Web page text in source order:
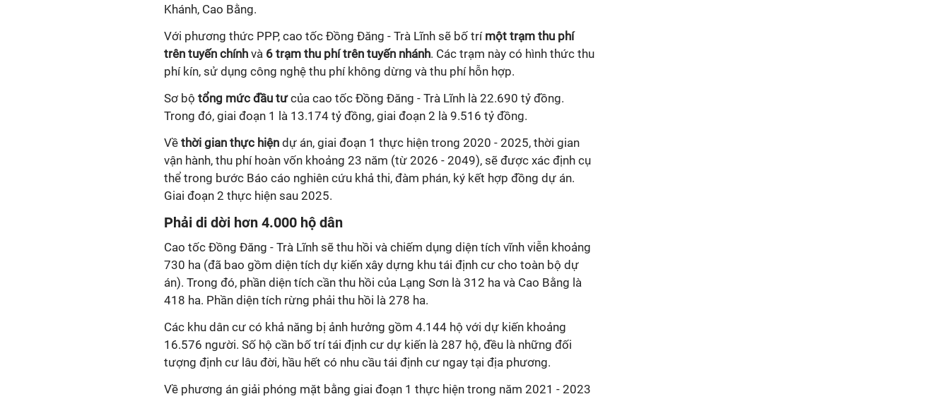
Khánh, Cao Bằng.
Với phương thức PPP, cao tốc Đồng Đăng - Trà Lĩnh sẽ bố trí một trạm thu phí
trên tuyến chính và 6 trạm thu phí trên tuyến nhánh. Các trạm này có hình thức thu
phí kín, sử dụng công nghệ thu phí không dừng và thu phí hỗn hợp.
Sơ bộ tổng mức đầu tưcủa cao tốc Đồng Đăng - Trà Lĩnh là 22.690 tỷ đồng.
Trong đó, giai đoạn 1 là 13.174 tỷ đồng, giai đoạn 2 là 9.516 tỷ đồng.
Về thời gian thực hiện dự án, giai đoạn 1 thực hiện trong 2020 - 2025, thời gian
vận hành, thu phí hoàn vốn khoảng 23 năm (từ 2026 - 2049), sẽ được xác định cụ
thể trong bước Báo cáo nghiên cứu khả thi, đàm phán, ký kết hợp đồng dự án.
Giai đoạn 2 thực hiện sau 2025.
Phải di dời hơn 4.000 hộ dân
Cao tốc Đồng Đăng - Trà Lĩnh sẽ thu hồi và chiếm dụng diện tích vĩnh viễn khoảng
730 ha (đã bao gồm diện tích dự kiến xây dựng khu tái định cư cho toàn bộ dự
án). Trong đó, phần diện tích cần thu hồi của Lạng Sơn là 312 ha và Cao Bằng là
418 ha. Phần diện tích rừng phải thu hồi là 278 ha.
Các khu dân cư có khả năng bị ảnh hưởng gồm 4.144 hộ với dự kiến khoảng
16.576 người. Số hộ cần bố trí tái định cư dự kiến là 287 hộ, đều là những đối
tượng định cư lâu đời, hầu hết có nhu cầu tái định cư ngay tại địa phương.
Về phương án giải phóng mặt bằng giai đoạn 1 thực hiện trong năm 2021 - 2023